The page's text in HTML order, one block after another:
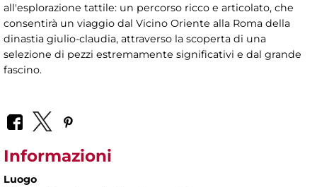
all'esplorazione tattile: un percorso ricco e articolato, che
consentirà un viaggio dal Vicino Oriente alla Roma della
dinastia giulio-claudia, attraverso la scoperta di una
selezione di pezzi estremamente significativi e dal grande
fascino.
Informazioni
Luogo